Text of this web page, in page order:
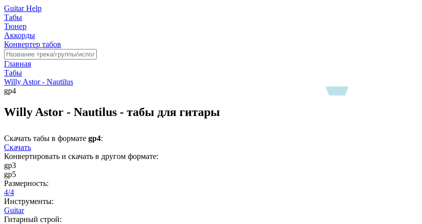
Guitar Help
Табы
Тюнер
Аккорды
Конвертер табов
Главная
Табы
Willy Astor - Nautilus
gp4
Willy Astor - Nautilus - табы для гитары
Скачать табы в формате gp4:
Скачать
Конвертировать и скачать в другом формате:
gp3
gp5
Размерность:
4/4
Инструменты:
Guitar
Гитарный строй: